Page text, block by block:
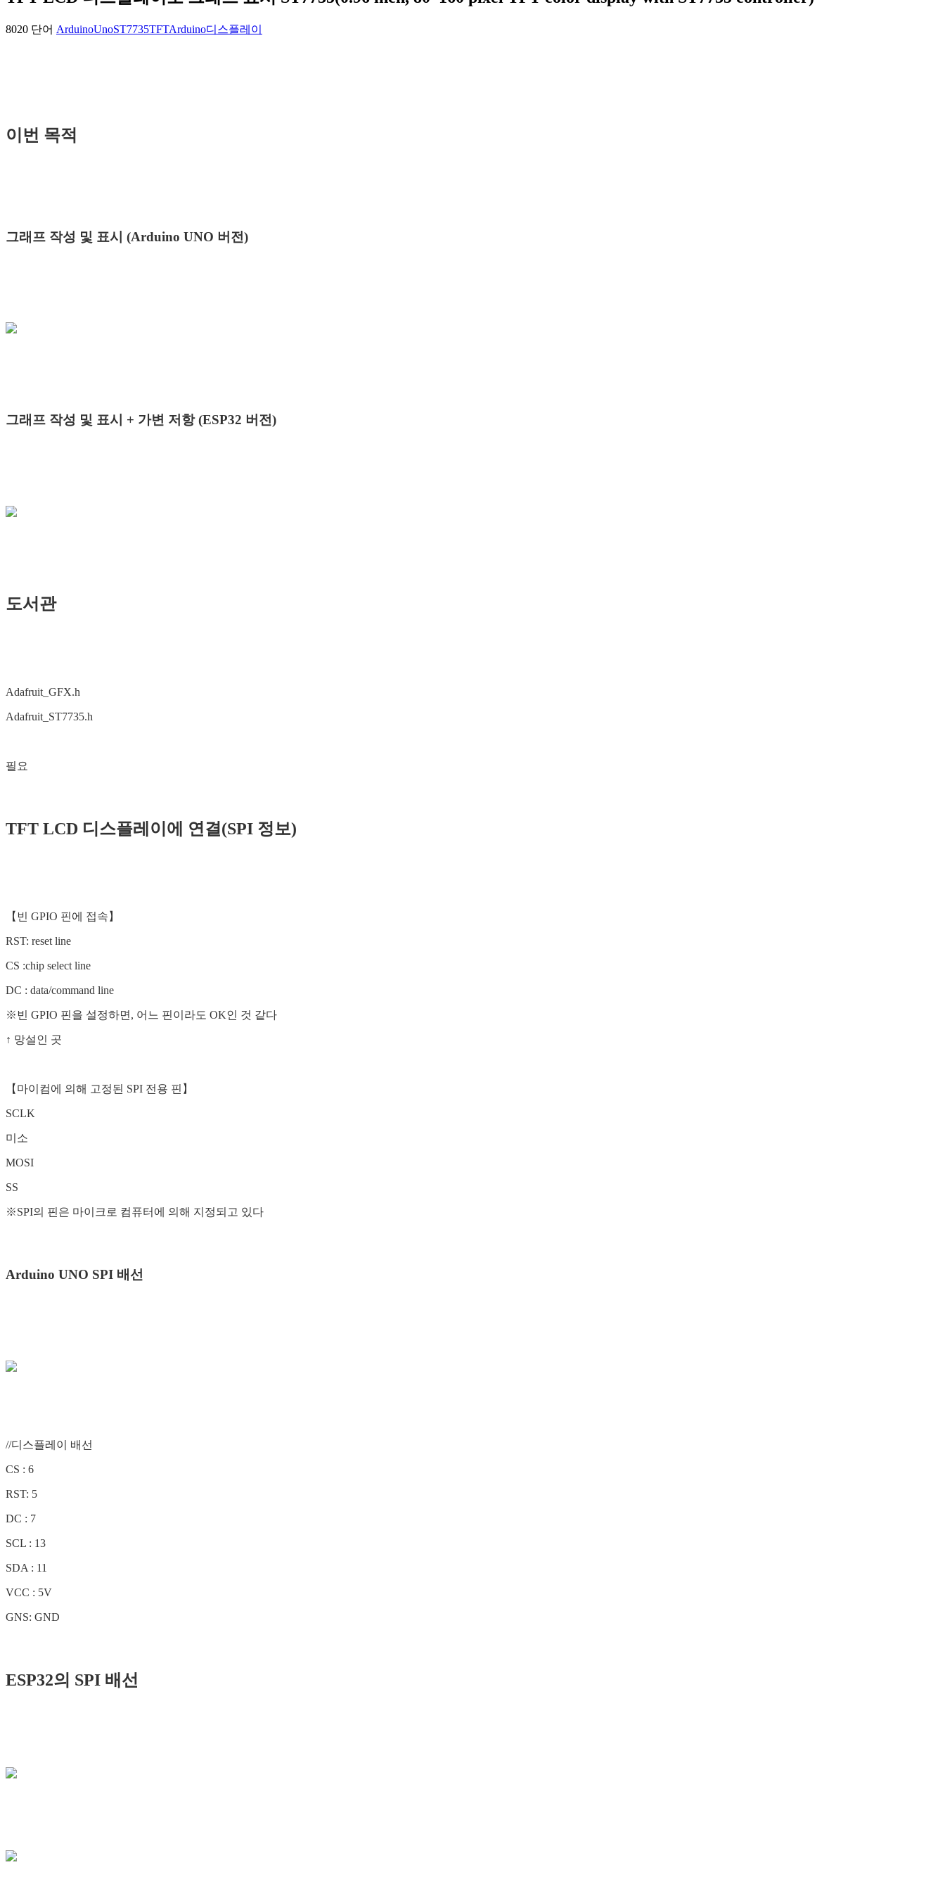
8020 단어 ArduinoUnoST7735TFTArduino디스플레이
이번 목적
그래프 작성 및 표시 (Arduino UNO 버전)
그래프 작성 및 표시 + 가변 저항 (ESP32 버전)
도서관
Adafruit_GFX.h
Adafruit_ST7735.h
필요
TFT LCD 디스플레이에 연결(SPI 정보)
【빈 GPIO 핀에 접속】
RST: reset line
CS :chip select line
DC : data/command line
※빈 GPIO 핀을 설정하면, 어느 핀이라도 OK인 것 같다
↑ 망설인 곳
【마이컴에 의해 고정된 SPI 전용 핀】
SCLK
미소
MOSI
SS
※SPI의 핀은 마이크로 컴퓨터에 의해 지정되고 있다
Arduino UNO SPI 배선
//디스플레이 배선
CS : 6
RST: 5
DC : 7
SCL : 13
SDA : 11
VCC : 5V
GNS: GND
ESP32의 SPI 배선